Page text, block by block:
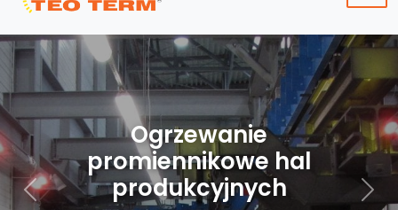
Ogrzewanie
promiennikowe hal
produkcyjnych
Poprzedni